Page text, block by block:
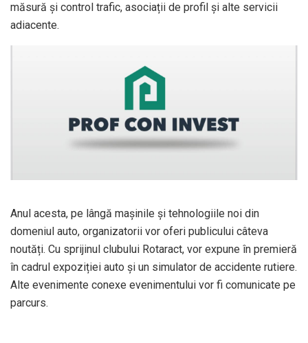
măsură şi control trafic, asociații de profil și alte servicii
adiacente.
Anul acesta, pe lângă mașinile și tehnologiile noi din
domeniul auto, organizatorii vor oferi publicului câteva
noutăți. Cu sprijinul clubului Rotaract, vor expune în premieră
în cadrul expoziției auto și un simulator de accidente rutiere.
Alte evenimente conexe evenimentului vor fi comunicate pe
parcurs.